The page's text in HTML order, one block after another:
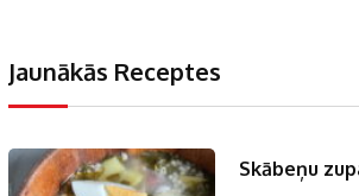
Jaunākās Receptes
Skābeņu